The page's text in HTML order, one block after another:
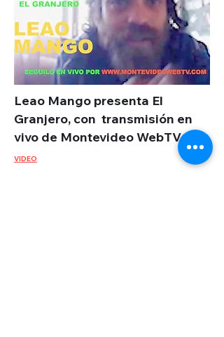
Leao Mango presenta El
Granjero, con transmisión en
vivo de Montevideo WebTV
VIDEO